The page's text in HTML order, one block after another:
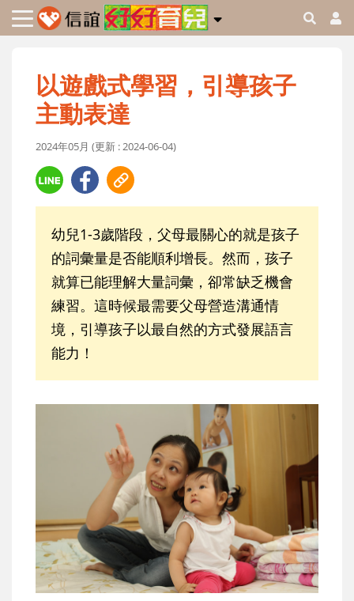
以遊戲式學習，引導孩子
主動表達
2024年05月 (更新 : 2024-06-04)
幼兒1-3歲階段，父母最關心的就是孩子
的詞彙量是否能順利增長。然而，孩子
就算已能理解大量詞彙，卻常缺乏機會
練習。這時候最需要父母營造溝通情
境，引導孩子以最自然的方式發展語言
能力！